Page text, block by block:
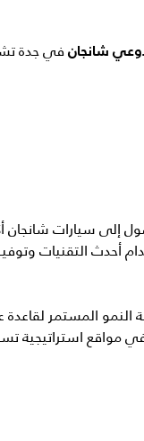
شانجان في جدة
المستمر لقاعدة
في مواقع استراتيجية